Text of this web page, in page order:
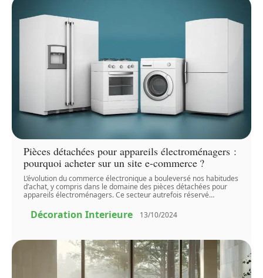
Pièces détachées pour appareils électroménagers :
pourquoi acheter sur un site e-commerce ?
L’évolution du commerce électronique a bouleversé nos habitudes
d’achat, y compris dans le domaine des pièces détachées pour
appareils électroménagers. Ce secteur autrefois réservé…
Décoration Interieure 13/10/2024